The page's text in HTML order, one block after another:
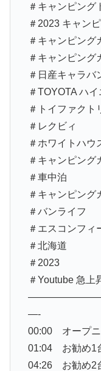
＃キャンピング
＃2023 キャン
＃キャンピング
＃キャンピング
＃日産キャラバ
＃TOYOTA ハイ
＃トイファクト
＃レクビィ
＃ホワイトハウ
＃キャンピング
＃車中泊
＃キャンピング
＃バンライフ
＃エスコンフィ
＃北海道
＃2023
＃Youtube 急上
—-
00:00 オープ
01:04 お勧め1
04:26 お勧め2